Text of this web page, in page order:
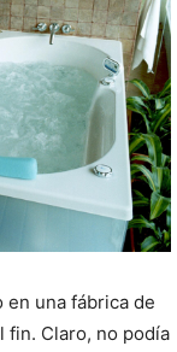
en una fábrica de
fin. Claro, no podía